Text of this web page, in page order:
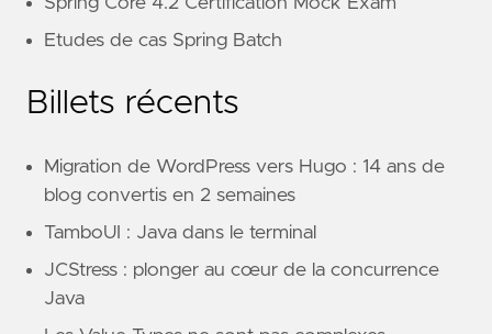
Etudes de cas Spring Batch
Billets récents
Migration de WordPress vers Hugo : 14 ans de
blog convertis en 2 semaines
TamboUI : Java dans le terminal
JCStress : plonger au cœur de la concurrence
Java